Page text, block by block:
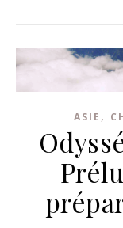
ASIE ,